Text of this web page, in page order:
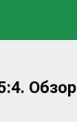
Обзор